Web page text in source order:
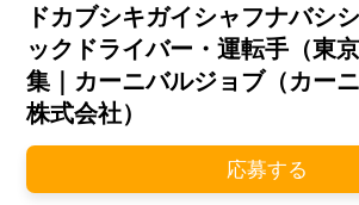
ドカブシキガイシャフナバシ
ックドライバー・運転手（東
集｜カーニバルジョブ（カー
株式会社）
応募する